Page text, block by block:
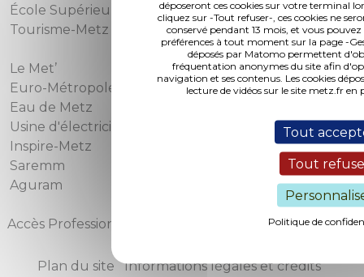
déposeront ces cookies sur votre terminal
cliquez sur -Tout refuser-, ces cookies ne
conservé pendant 13 mois, et vous
préférences à tout moment sur la page -
déposés par Matomo permettent
fréquentation anonymes du site afin
navigation et ses contenus. Les cookies
lecture de vidéos sur le site metz.fr en
Tout
Tout
Politique de
École Supérieure d'Art de Lorraine
Tourisme-Metz
Le Met’
Euro-Métropole Habitat
Eau de Metz
Usine d'électricité de Metz
Inspire-Metz
Saremm
Aguram
Accès Professionnels
Accès presse
Plan du site
Informations légales et crédits